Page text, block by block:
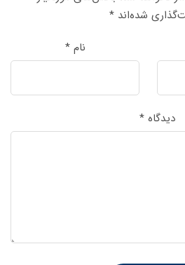
شده‌اند *
نام*
دیدگاه*